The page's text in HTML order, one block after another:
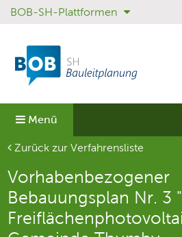
Sprungmenü
Direkt
Hauptnavigation
springen
Direkt
Inhalt
springen
BOB-SH-Plattformen
Menü
Aktuelle Seite
Zurück zur Verfahrensliste
Vorhabenbezogener
Bebauungsplan Nr. 3